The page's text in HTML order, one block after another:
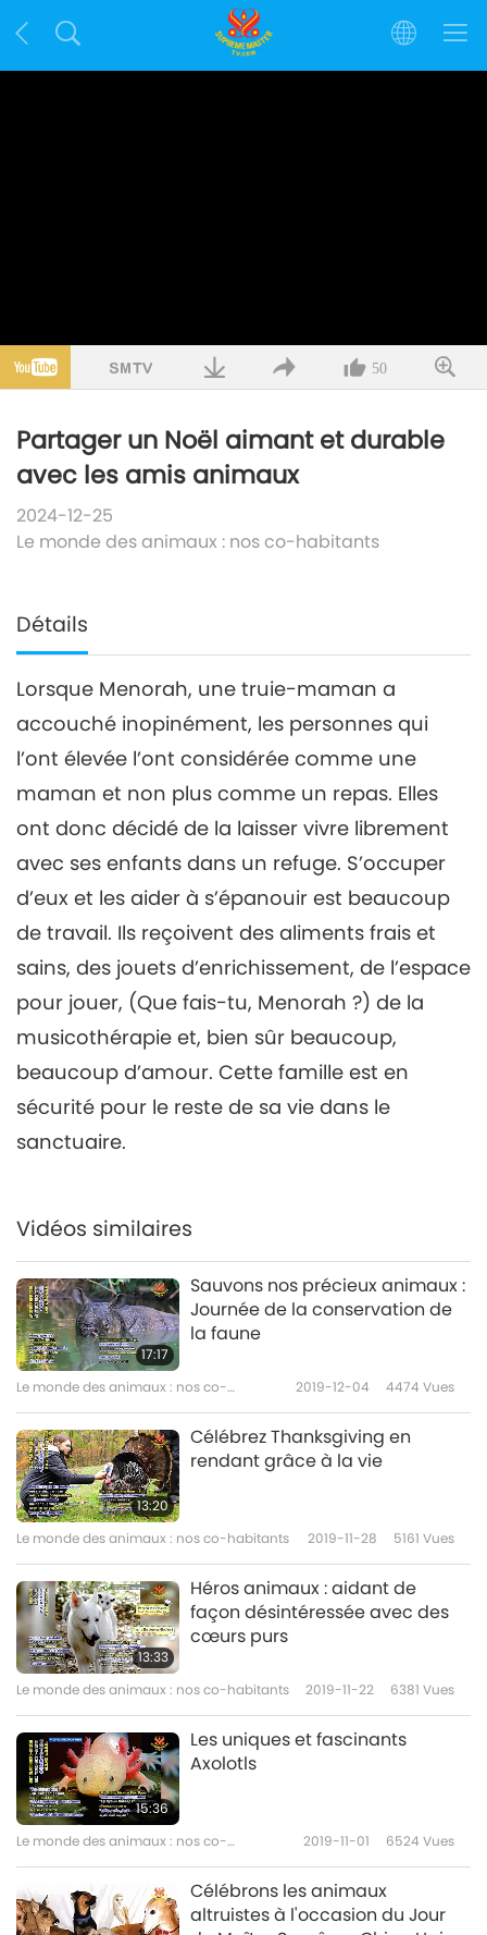
50
Partager un Noël aimant et durable
avec les amis animaux
2024-12-25
Le monde des animaux : nos co-habitants
Détails
Lorsque Menorah, une truie-maman a
accouché inopinément, les personnes qui
l’ont élevée l’ont considérée comme une
maman et non plus comme un repas. Elles
ont donc décidé de la laisser vivre librement
avec ses enfants dans un refuge. S’occuper
d’eux et les aider à s’épanouir est beaucoup
de travail. Ils reçoivent des aliments frais et
sains, des jouets d’enrichissement, de l’espace
pour jouer, (Que fais-tu, Menorah ?) de la
musicothérapie et, bien sûr beaucoup,
beaucoup d’amour. Cette famille est en
sécurité pour le reste de sa vie dans le
sanctuaire.
Vidéos similaires
17:17
Sauvons nos précieux animaux :
Journée de la conservation de
la faune
Le monde des animaux : nos co-
2019-12-04 4474 Vues
13:20
Célébrez Thanksgiving en
rendant grâce à la vie
Le monde des animaux : nos co-habitants 2019-11-28 5161 Vues
13:33
Héros animaux : aidant de
façon désintéressée avec des
cœurs purs
Le monde des animaux : nos co-habitants 2019-11-22 6381 Vues
15:36
Les uniques et fascinants
Axolotls
Le monde des animaux : nos co-
2019-11-01 6524 Vues
Célébrons les animaux
altruistes à l'occasion du Jour